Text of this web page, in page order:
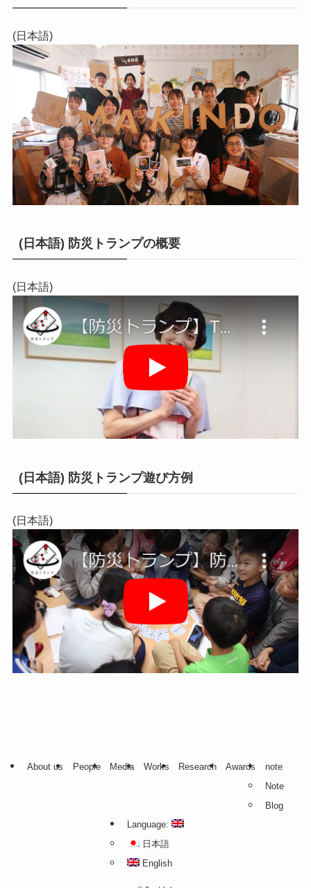
(日本語)
(日本語) 防災トランプの概要
(日本語)
(日本語) 防災トランプ遊び方例
(日本語)
About us People Media Works Research Awards
note
Note
Blog
Language:
日本語
English